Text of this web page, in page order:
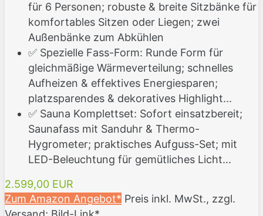
für 6 Personen; robuste & breite Sitzbänke für
komfortables Sitzen oder Liegen; zwei
Außenbänke zum Abkühlen
✅ Spezielle Fass-Form: Runde Form für
gleichmäßige Wärmeverteilung; schnelles
Aufheizen & effektives Energiesparen;
platzsparendes & dekoratives Highlight...
✅ Sauna Komplettset: Sofort einsatzbereit;
Saunafass mit Sanduhr & Thermo-
Hygrometer; praktisches Aufguss-Set; mit
LED-Beleuchtung für gemütliches Licht...
2.599,00 EUR
Zum Amazon Angebot* Preis inkl. MwSt., zzgl.